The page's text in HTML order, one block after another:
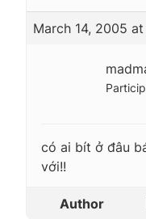
March 14, 2005
có ai bít ở đâu
với!!
Author